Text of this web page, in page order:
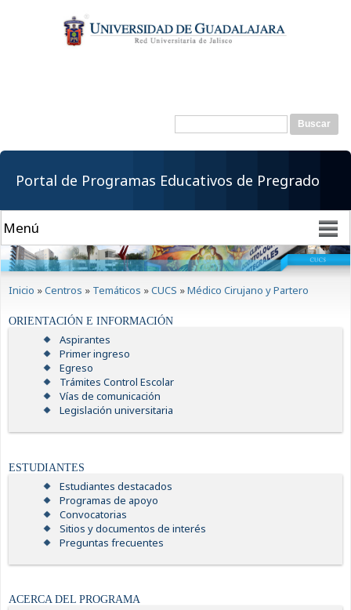
contenido
principal
Formulario de
Buscar
Portal de Programas Educativos de Pregrado
Inicio »Centros » Temáticos »CUCS »Médico Cirujano y Partero
ORIENTACIÓN E INFORMACIÓN
Aspirantes
Primer ingreso
Egreso
Trámites Control Escolar
Vías de comunicación
Legislación universitaria
ESTUDIANTES
Estudiantes destacados
Programas de apoyo
Convocatorias
Sitios y documentos de interés
Preguntas frecuentes
ACERCA DEL PROGRAMA